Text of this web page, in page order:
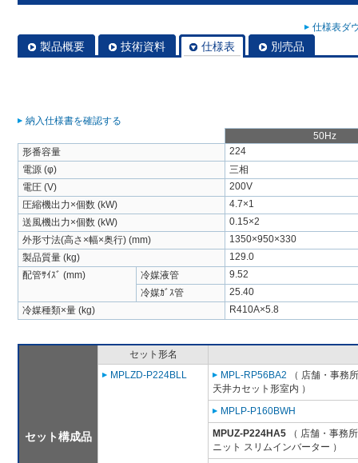
仕様表ダ
製品概要 技術資料 仕様表 別売品
納入仕様書を確認する
50Hz
形番容量
224
電源 (φ)
三相
電圧 (V)
200V
圧縮機出力×個数 (kW)
4.7×1
送風機出力×個数 (kW)
0.15×2
外形寸法(高さ×幅×奥行) (mm)
1350×950×330
製品質量 (kg)
129.0
配管ｻｲｽﾞ (mm)
冷媒液管
9.52
冷媒ｶﾞｽ管
25.40
冷媒種類×量 (kg)
R410A×5.8
セット構成品
セット形名
MPLZD-P224BLL
MPL-RP56BA2 （ 店舗・事務
天井カセット形室内 ）
MPLP-P160BWH
MPUZ-P224HA5 （ 店舗・事務
ニット スリムインバーター ）